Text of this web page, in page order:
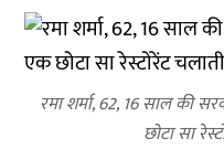
रमा शर्मा, 62, 16 साल की
छोटा सा